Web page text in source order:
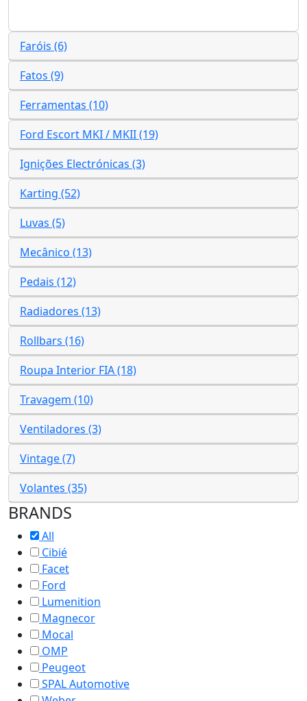
Faróis (6)
Fatos (9)
Ferramentas (10)
Ford Escort MKI / MKII (19)
Ignições Electrónicas (3)
Karting (52)
Luvas (5)
Mecânico (13)
Pedais (12)
Radiadores (13)
Rollbars (16)
Roupa Interior FIA (18)
Travagem (10)
Ventiladores (3)
Vintage (7)
Volantes (35)
BRANDS
All
Cibié
Facet
Ford
Lumenition
Magnecor
Mocal
OMP
Peugeot
SPAL Automotive